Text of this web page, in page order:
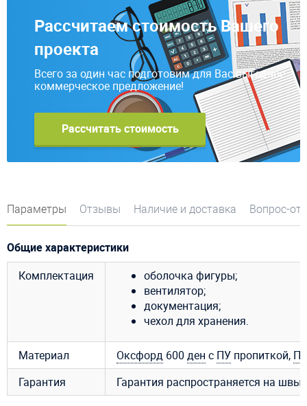
Рассчитаем стоимость Вашего
проекта
Всего за один час подготовим для Вас выгодное
коммерческое предложение!
Рассчитать стоимость
Параметры Отзывы Наличие и доставка Вопрос-
Общие характеристики
Комплектация
оболочка фигуры;
вентилятор;
документация;
чехол для хранения.
Материал Оксфорд 600 ден с ПУ пропиткой,
Гарантия
Гарантия распространяется на